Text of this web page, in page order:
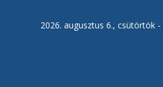
2026. augusztus 6., csütörtök -